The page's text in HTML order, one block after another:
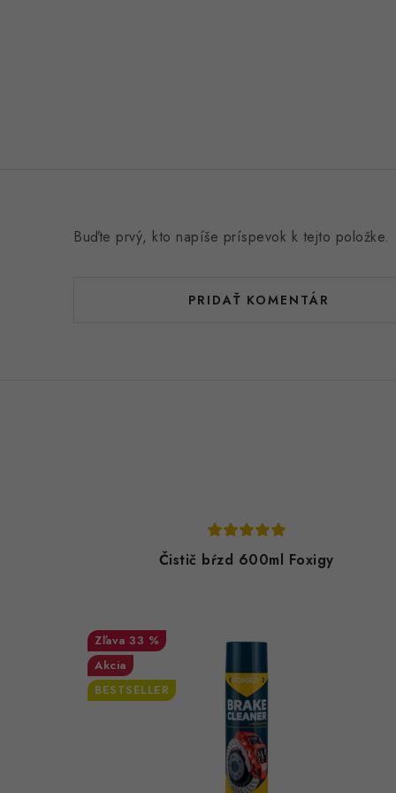
Buďte prvý, kto napíše príspevok k tejto položke.
PRIDAŤ KOMENTÁR
Čistič bŕzd 600ml Foxigy
33 %
Akcia
BESTSELLER